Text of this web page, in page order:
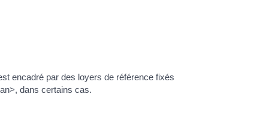
encadré par des loyers de référence fixés
dans certains cas.